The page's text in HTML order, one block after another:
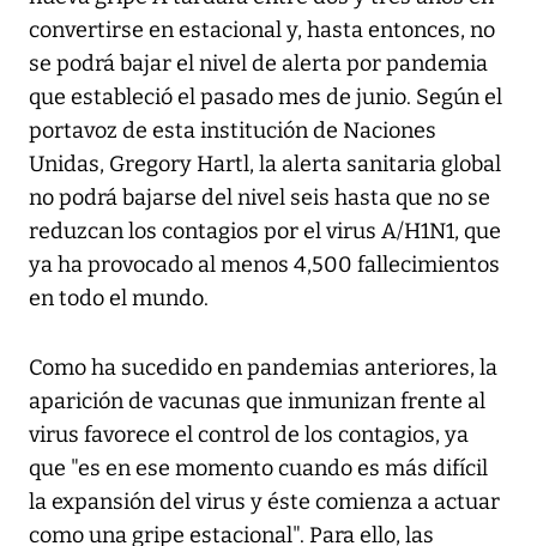
convertirse en estacional y, hasta entonces, no
se podrá bajar el nivel de alerta por pandemia
que estableció el pasado mes de junio. Según el
portavoz de esta institución de Naciones
Unidas, Gregory Hartl, la alerta sanitaria global
no podrá bajarse del nivel seis hasta que no se
reduzcan los contagios por el virus A/H1N1, que
ya ha provocado al menos 4,500 fallecimientos
en todo el mundo.
Como ha sucedido en pandemias anteriores, la
aparición de vacunas que inmunizan frente al
virus favorece el control de los contagios, ya
que "es en ese momento cuando es más difícil
la expansión del virus y éste comienza a actuar
como una gripe estacional". Para ello, las